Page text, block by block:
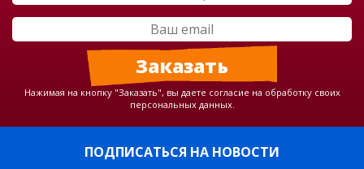
Нажимая на кнопку "Заказать", вы даете согласие на обработку своих
персональных данных.
ПОДПИСАТЬСЯ НА НОВОСТИ